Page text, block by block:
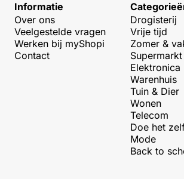
Informatie
Over ons
Veelgestelde vragen
Werken bij myShopi
Contact
Drogisterij
Vrije tijd
Zomer &
Supermarkt
Elektronica
Warenhuis
Tuin & Dier
Wonen
Telecom
Doe het
Mode
Back to